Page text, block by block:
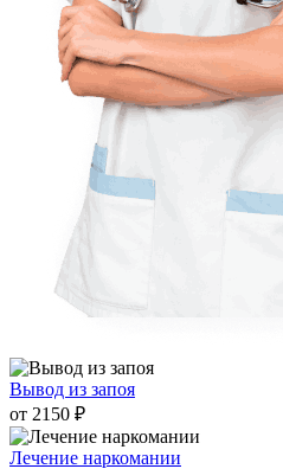
Вывод из запоя
от 2150 ₽
Лечение наркомании